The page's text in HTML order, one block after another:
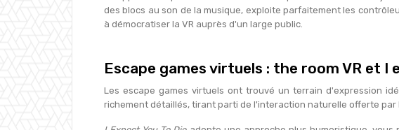
des blocs au son de la musique, exploite parfaitement les
à démocratiser la VR auprès d'un large public.
Escape games virtuels : the room VR et I
Les escape games virtuels ont trouvé un terrain d'expression
richement détaillés, tirant parti de l'interaction naturelle offerte par